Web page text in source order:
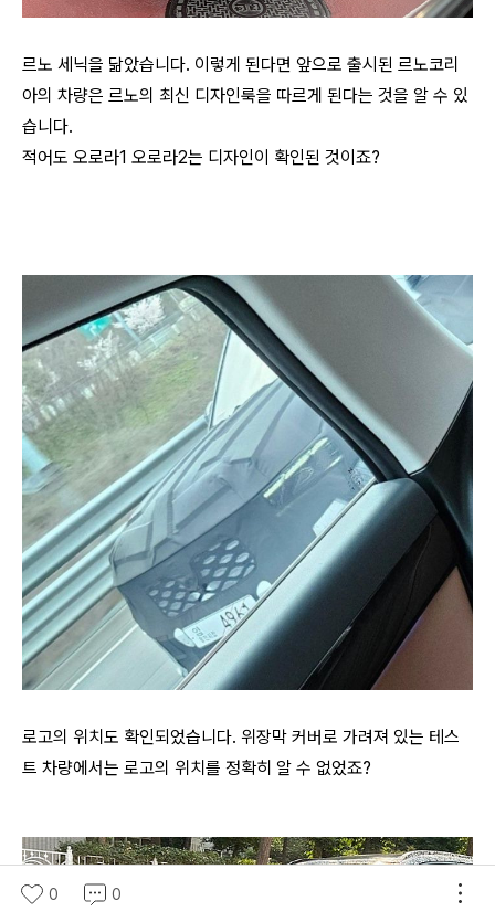
르노 세닉을 닮았습니다. 이렇게 된다면 앞으로 출시된 르노코리
아의 차량은 르노의 최신 디자인룩을 따르게 된다는 것을 알 수 있
습니다.
적어도 오로라1 오로라2는 디자인이 확인된 것이죠?
로고의 위치도 확인되었습니다. 위장막 커버로 가려져 있는 테스
트 차량에서는 로고의 위치를 정확히 알 수 없었죠?
0 0